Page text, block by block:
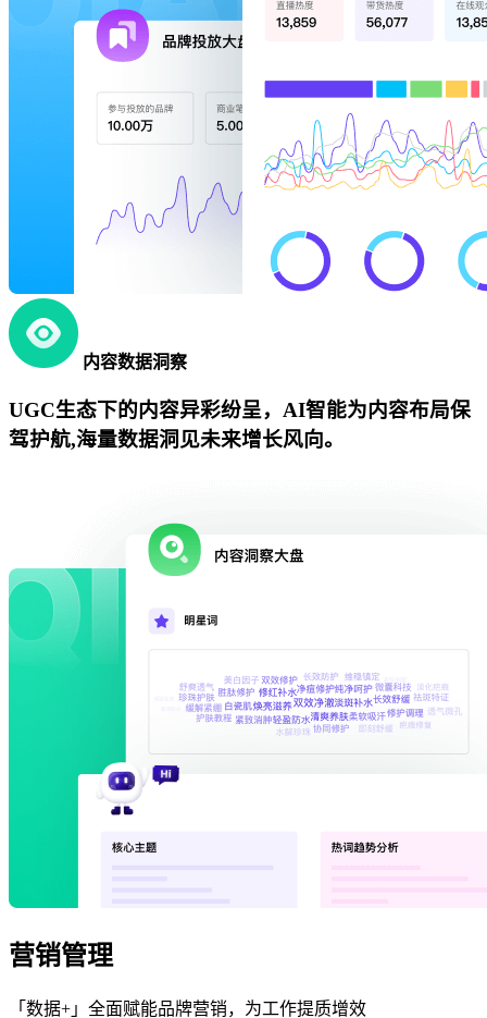
内容数据洞察
UGC生态下的内容异彩纷呈，AI智能为内容布局保
驾护航,海量数据洞见未来增长风向。
营销管理
「数据+」全面赋能品牌营销，为工作提质增效